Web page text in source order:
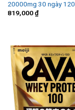
20000mg 30 ngày
819,000₫